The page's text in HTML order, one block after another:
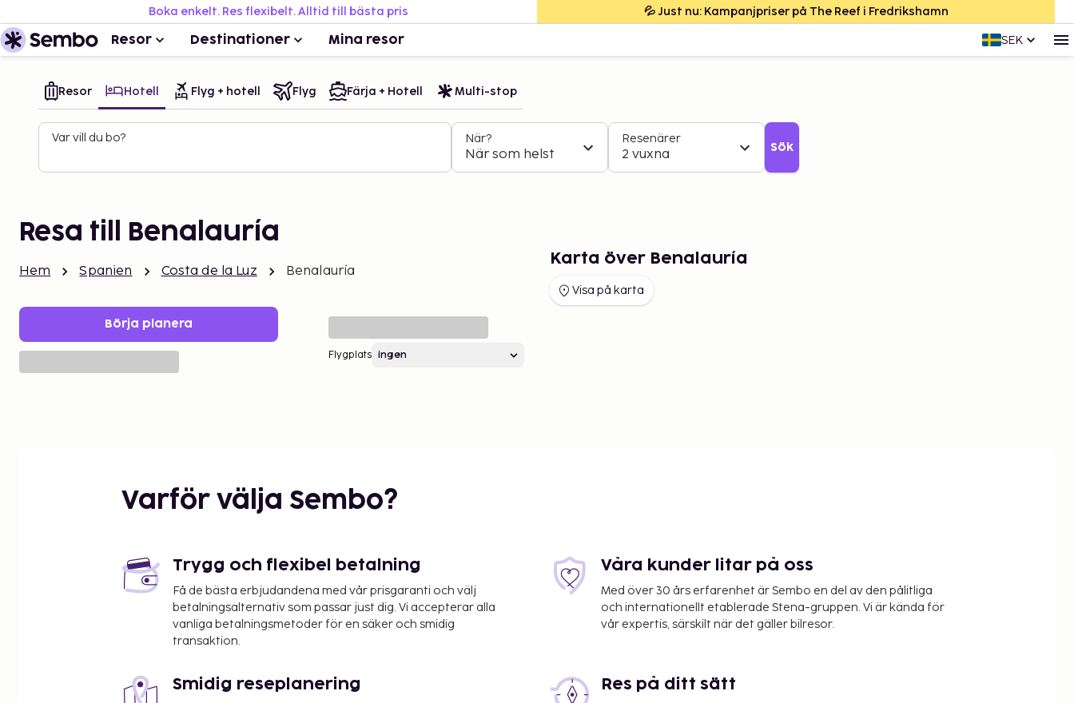
Boka enkelt. Res flexibelt. Alltid till bästa pris 💦 Just nu: Kampanjpriser på The Reef i Fredrikshamn
Resor Destinationer Mina resor SEK
Resor Hotell Flyg + hotell Flyg Färja + Hotell Multi-stop
Var vill du bo? När?
När som helst
Resenärer
2 vuxna Sök
Resa till Benalauría
Hem Spanien Costa de la Luz Benalauría
Börja planera
Flygplats
Karta över Benalauría
Visa på karta
Varför välja Sembo?
Trygg och flexibel betalning
Få de bästa erbjudandena med vår prisgaranti och välj
betalningsalternativ som passar just dig. Vi accepterar alla
vanliga betalningsmetoder för en säker och smidig
transaktion.
Våra kunder litar på oss
Med över 30 års erfarenhet är Sembo en del av den pålitliga
och internationellt etablerade Stena-gruppen. Vi är kända för
vår expertis, särskilt när det gäller bilresor.
Smidig reseplanering Res på ditt sätt